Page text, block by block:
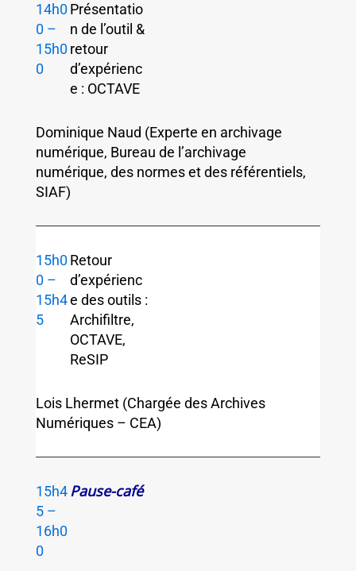
14h0
0 –
15h0
0
Présentatio
n de l’outil &
retour
d’expérienc
e : OCTAVE
Dominique Naud (Experte en archivage
numérique, Bureau de l’archivage
numérique, des normes et des référentiels,
SIAF)
15h0
0 –
15h4
5
Retour
d’expérienc
e des outils :
Archifiltre,
OCTAVE,
ReSIP
Lois Lhermet (Chargée des Archives
Numériques – CEA)
15h4
5 –
16h0
0
Pause-café